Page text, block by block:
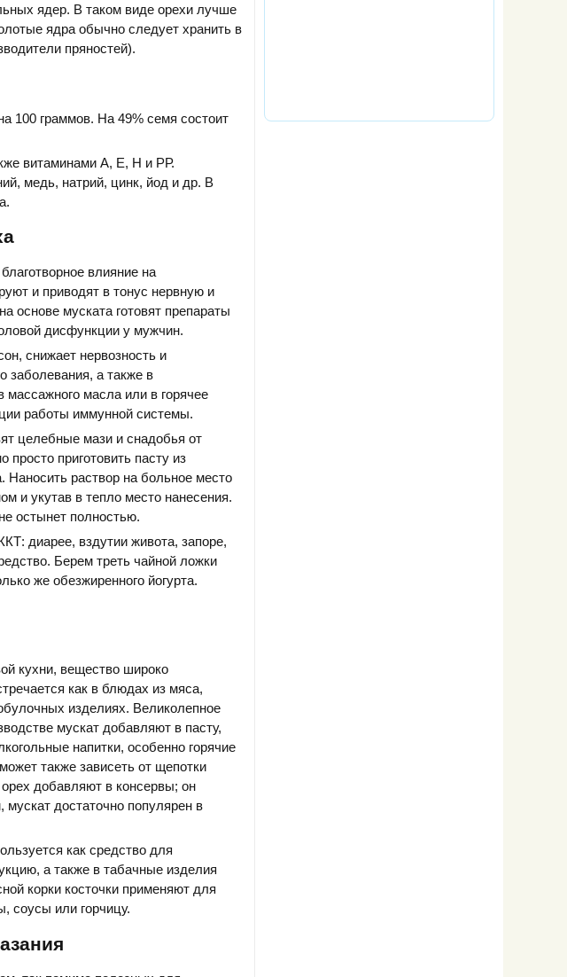
ядер. В таком виде орехи лучше
ядра обычно следует хранить в
пряностей).
100 граммов. На 49% семя состоит
витаминами А, Е, Н и РР.
медь, натрий, цинк, йод и др. В
влияние на
и приводят в тонус нервную и
основе муската готовят препараты
дисфункции у мужчин.
снижает нервозность и
заболевания, а также в
масла или в горячее
работы иммунной системы.
целебные мази и снадобья от
приготовить пасту из
Наносить раствор на больное место
и укутав в тепло место нанесения.
остынет полностью.
диарее, вздутии живота, запоре,
Берем треть чайной ложки
же обезжиренного йогурта.
кухни, вещество широко
как в блюдах из мяса,
изделиях. Великолепное
мускат добавляют в пасту,
напитки, особенно горячие
также зависеть от щепотки
добавляют в консервы; он
достаточно популярен в
как средство для
а также в табачные изделия
корки косточки применяют для
соусы или горчицу.